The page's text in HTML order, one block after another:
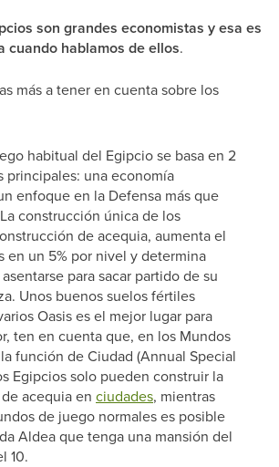
son grandes economistas y esa es
cuando hablamos de ellos.
más a tener en cuenta sobre los
habitual del Egipcio se basa en 2
principales: una economía
enfoque en la Defensa más que
construcción única de los
de acequia, aumenta el
en un 5% por nivel y determina
para sacar partido de su
Unos buenos suelos fértiles
Oasis es el mejor lugar para
ten en cuenta que, en los Mundos
función de Ciudad (Annual Special
Egipcios solo pueden construir la
acequia en ciudades, mientras
de juego normales es posible
Aldea que tenga una mansión del
10.